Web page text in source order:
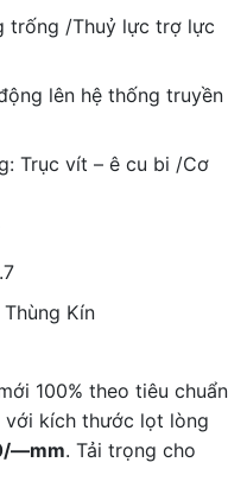
trống /Thuỷ lực trợ lực
lên hệ thống truyền
Trục vít – ê cu bi /Cơ
100% theo tiêu chuẩn
với kích thước lọt lòng
—mm. Tải trọng cho